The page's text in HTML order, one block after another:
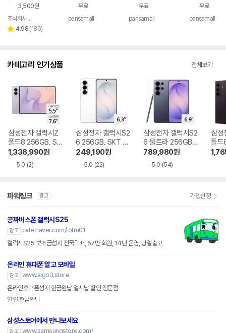
는
표
3,500원
페이
주식회사 폰빌리지
별 4.98 리
(186)
무료
pansamall
무료
pansamall
무료
pansamall
카테고리 인기상품 전체보기
삼성전자 갤럭시Z
폴드8 256GB, SK
T 기기변경 완납
1,338,990원
5.0 (2)
삼성전자 갤럭시S2
6 256GB, SKT 기
기변경 완납
249,190원
5.0 (22)
삼성전자 갤럭시S2
6 울트라 256GB,
SKT 기기변경 완납
789,980원
5.0 (54)
삼성
폴드
GB,
파워링크 광고 가입신청
공짜버스폰 갤럭시S25
광고
cafe.naver.com/tofm01
갤럭시S25 보조금성지 전국택배, 57만 회원, 14년 운영, 당일출고
온라인 휴대폰 알고 모바일
광고 www.algo3.store
온라인휴대폰성지 현금완납 일시납 할인 전문점
할인 현금완납
삼성스토어에서 만나보세요
광고 www.samsungstore.com/